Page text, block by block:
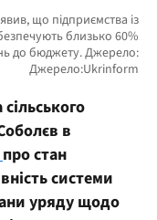
в
про стан
системи
уряду щодо